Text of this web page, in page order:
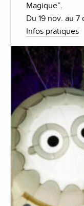
Magique”.
Du 19 nov. au
Infos pratiques